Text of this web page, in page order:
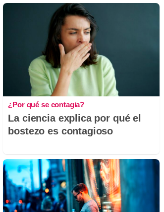
¿Por qué se contagia?
La ciencia explica por qué el
bostezo es contagioso